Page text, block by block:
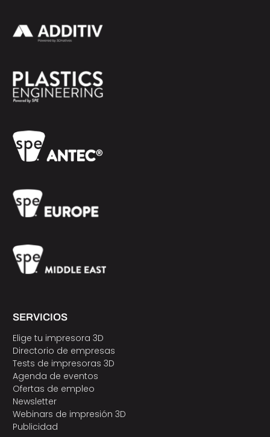
SERVICIOS
Elige tu impresora 3D
Directorio de empresas
Tests de impresoras 3D
Agenda de eventos
Ofertas de empleo
Newsletter
Webinars de impresión 3D
Publicidad